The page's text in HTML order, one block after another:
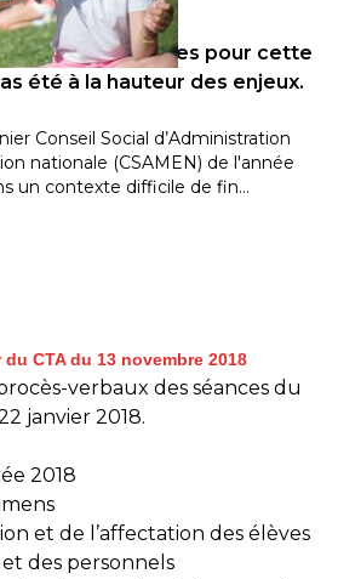
attendues pour cette
été à la hauteur des enjeux.
Conseil Social d’Administration
nationale (CSAMEN) de l'année
un contexte difficile de fin…
CTA du 13 novembre 2018
verbaux des séances du
janvier 2018.
2018
et de l’affectation des élèves
des personnels